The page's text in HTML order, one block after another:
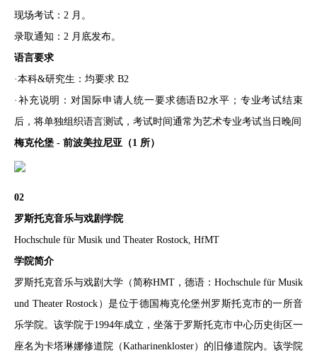
现场考试：2 月。
录取通知：2 月底发布。
语言要求
·本科&研究生：均要求 B2
·补充说明：对国际申请人统一要求德语B2水平；专业考试结束
后，将单独组织语言测试，考试时间通常为艺术专业考试当日晚间
梅克伦堡 - 前波美拉尼亚（1 所）
02
罗斯托克音乐与戏剧学院
Hochschule für Musik und Theater Rostock, HfMT
学院简介
罗斯托克音乐与戏剧大学（简称HMT，德语：Hochschule für Musik
und Theater Rostock）是位于德国梅克伦堡州罗斯托克市的一所音
乐学院。该学院于1994年成立，坐落于罗斯托克市中心历史街区一
座名为卡塔琳娜修道院（Katharinenkloster）的旧修道院内。该学院